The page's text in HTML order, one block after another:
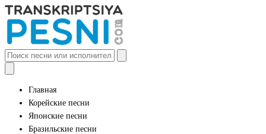
Главная
Корейские песни
Японские песни
Бразильские песни